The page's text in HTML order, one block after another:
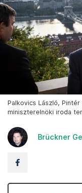
Palkovics László,
miniszterelnöki iroda
Brückner